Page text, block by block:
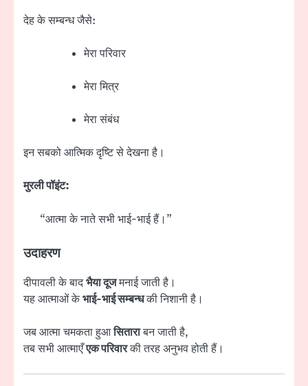
देह के सम्बन्ध जैसे:
मेरा परिवार
मेरा मित्र
मेरा संबंध
इन सबको आत्मिक दृष्टि से देखना है।
मुरली पॉइंट:
“आत्मा के नाते सभी भाई-भाई हैं।”
उदाहरण
दीपावली के बादभैया दूजमनाई जाती है।
यह आत्माओं केभाई-भाई सम्बन्धकी निशानी है।
जब आत्मा चमकता हुआसिताराबन जाती है,
तब सभी आत्माएँएक परिवारकी तरह अनुभव होती हैं।